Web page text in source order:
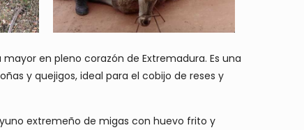
en pleno corazón de Extremadura. Es una
y quejigos, ideal para el cobijo de reses y
extremeño de migas con huevo frito y